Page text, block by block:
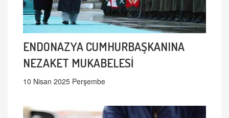
ENDONAZYA CUMHURBAŞKANINA
NEZAKET MUKABELESİ
10 Nisan 2025 Perşembe